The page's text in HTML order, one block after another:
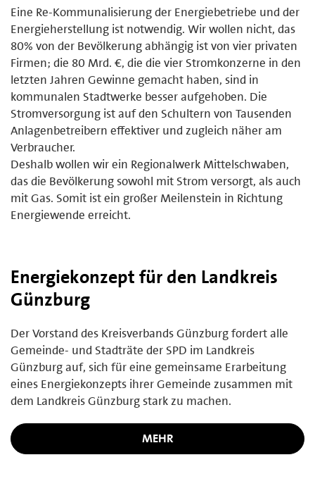
Eine Re-Kommunalisierung der Energiebetriebe und der
Energieherstellung ist notwendig. Wir wollen nicht, das
80% von der Bevölkerung abhängig ist von vier privaten
Firmen; die 80 Mrd. €, die die vier Stromkonzerne in den
letzten Jahren Gewinne gemacht haben, sind in
kommunalen Stadtwerke besser aufgehoben. Die
Stromversorgung ist auf den Schultern von Tausenden
Anlagenbetreibern effektiver und zugleich näher am
Verbraucher.
Deshalb wollen wir ein Regionalwerk Mittelschwaben,
das die Bevölkerung sowohl mit Strom versorgt, als auch
mit Gas. Somit ist ein großer Meilenstein in Richtung
Energiewende erreicht.
Energiekonzept für den Landkreis
Günzburg
Der Vorstand des Kreisverbands Günzburg fordert alle
Gemeinde- und Stadträte der SPD im Landkreis
Günzburg auf, sich für eine gemeinsame Erarbeitung
eines Energiekonzepts ihrer Gemeinde zusammen mit
dem Landkreis Günzburg stark zu machen.
MEHR